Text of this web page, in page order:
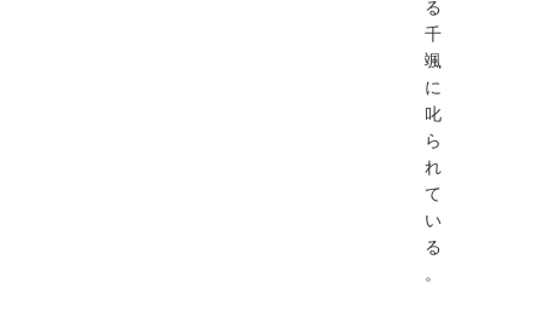
る
千
颯
に
叱
ら
れ
て
い
る
。